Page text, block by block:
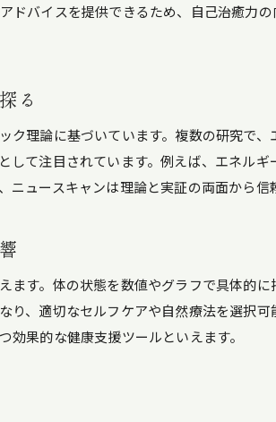
ミナー後の自己治癒力変化をどう実感する
ニュースキャン活用で整う自己治癒力のバラ
己治癒力3要素の実践的な取り入れ方
生活習慣に自己治癒力の3要素を融合する方
ニュースキャンと連携した自己治癒力維持術
スキャン活用で得られる心身のバランス
ニュースキャンが心身バランスに与える恩恵
自己治癒力を支えるバランス調整法の秘訣
ュースキャンで目指す自己治癒力の調和
バイスを提供できるため、自己治癒力
る
理論に基づいています。複数の研究で
て注目されています。例えば、エネル
ュースキャンは理論と実証の両面から信
す。体の状態を数値やグラフで具体的
り、適切なセルフケアや自然療法を選択
果的な健康支援ツールといえます。